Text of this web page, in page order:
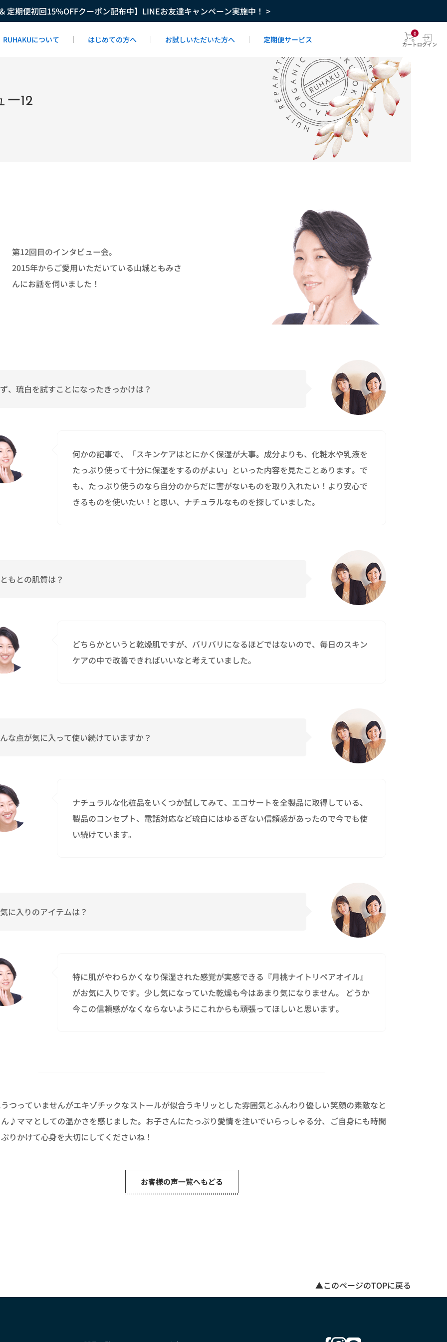
定期便初回15%OFFクーポン配布中】LINEお友達キャンペーン実施中！ >
RUHAKUについて はじめての方へ お試しいただいた方へ 定期便サービス
0
カートログイン
ー12
第12回目のインタビュー会。
2015年からご愛用いただいている山城ともみさ
んにお話を伺いました！
、琉白を試すことになったきっかけは？
何かの記事で、「スキンケアはとにかく保湿が大事。成分よりも、化粧水や乳液を
たっぷり使って十分に保湿をするのがよい」といった内容を見たことあります。で
も、たっぷり使うのなら自分のからだに害がないものを取り入れたい！より安心で
きるものを使いたい！と思い、ナチュラルなものを探していました。
もとの肌質は？
どちらかというと乾燥肌ですが、バリバリになるほどではないので、毎日のスキン
ケアの中で改善できればいいなと考えていました。
な点が気に入って使い続けていますか？
ナチュラルな化粧品をいくつか試してみて、エコサートを全製品に取得している、
製品のコンセプト、電話対応など琉白にはゆるぎない信頼感があったので今でも使
い続けています。
に入りのアイテムは？
特に肌がやわらかくなり保湿された感覚が実感できる『月桃ナイトリペアオイル』
がお気に入りです。少し気になっていた乾燥も今はあまり気になりません。 どうか
今この信頼感がなくならないようにこれからも頑張ってほしいと思います。
つっていませんがエキゾチックなストールが似合うキリッとした雰囲気とふんわり優しい笑顔の素敵なと
♪ママとしての温かさを感じました。お子さんにたっぷり愛情を注いでいらっしゃる分、ご自身にも時間
りかけて心身を大切にしてくださいね！
お客様の声一覧へもどる
▲このページのTOPに戻る